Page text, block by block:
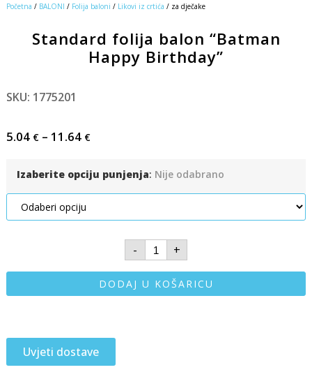
Početna / BALONI / Folija baloni / Likovi iz crtića / za dječake
Standard folija balon “Batman
Happy Birthday”
SKU: 1775201
5.04 €– 11.64 €
Izaberite opciju punjenja: Nije odabrano
- +
DODAJ U KOŠARICU
Uvjeti dostave